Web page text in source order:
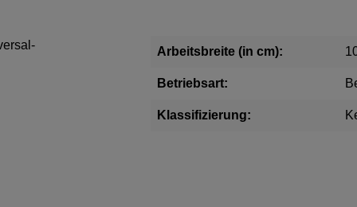
Arbeitsbreite (in cm):
Betriebsart:
Klassifizierung: